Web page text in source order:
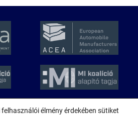
élmény érdekében sütiket